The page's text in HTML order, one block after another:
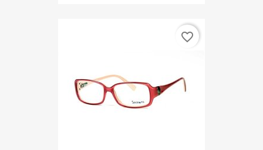
favorite_border